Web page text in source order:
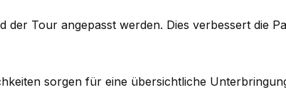
Tour angepasst werden. Dies verbessert die
sorgen für eine übersichtliche